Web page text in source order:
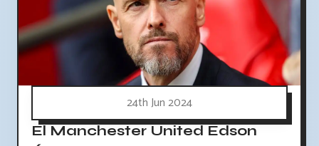
24th Jun 2024
El Manchester United Edson